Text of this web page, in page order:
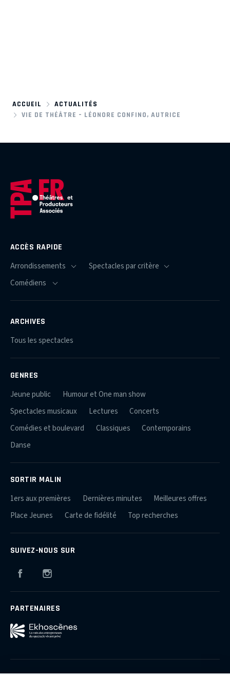
ACCUEIL
ACTUALITÉS
VIE DE THÉÂTRE – LÉONORE CONFINO, AUTRICE
ACCÈS RAPIDE
ARCHIVES
Tous les spectacles
GENRES
Jeune public
Humour et One man show
Spectacles musicaux
Lectures
Concerts
Comédies et boulevard
Classiques
Contemporains
Danse
SORTIR MALIN
1ers aux premières Dernières minutes
Meilleures offres
Place Jeunes
Carte de fidélité Top recherches
SUIVEZ-NOUS SUR
Facebook
PARTENAIRES